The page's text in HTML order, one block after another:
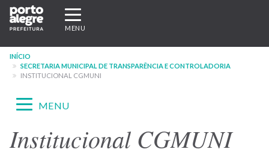
Pular
para
conteúdo
principal
Expandir/recolher
navegação
MENU
INÍCIO
SECRETARIA MUNICIPAL DE TRANSPARÊNCIA E CONTROLADORIA
INSTITUCIONAL CGMUNI
Menu
Expandir/recolher
MENU
Institucional CGMUNI